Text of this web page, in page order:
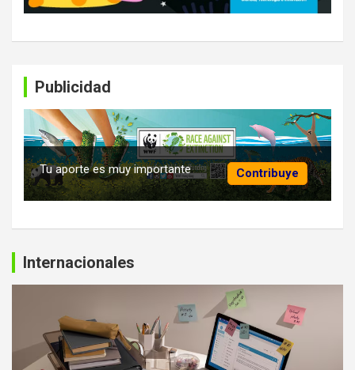
Publicidad
Contribuye
Tu aporte es muy importante
Internacionales